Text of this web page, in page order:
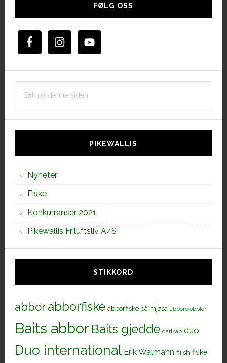
FØLG OSS
PIKEWALLIS
Nyheter
Fiske
Konkurranser 2021
Pikewallis Friluftsliv A/S
STIKKORD
abborabborfiske abborfiske på mjøsa abborwobbler
Baits abbor Baits gjedde dartsab duo
Duo international Erik Walmann fiiish fiske